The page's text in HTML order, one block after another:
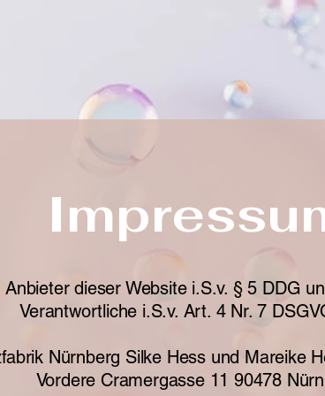
Studio
Anbieter dieser Website i.S.v. § 5 DDG
Verantwortliche i.S.v. Art. 4 Nr. 7
Nürnberg Silke Hess und Mareike
Vordere Cramergasse 11 90478